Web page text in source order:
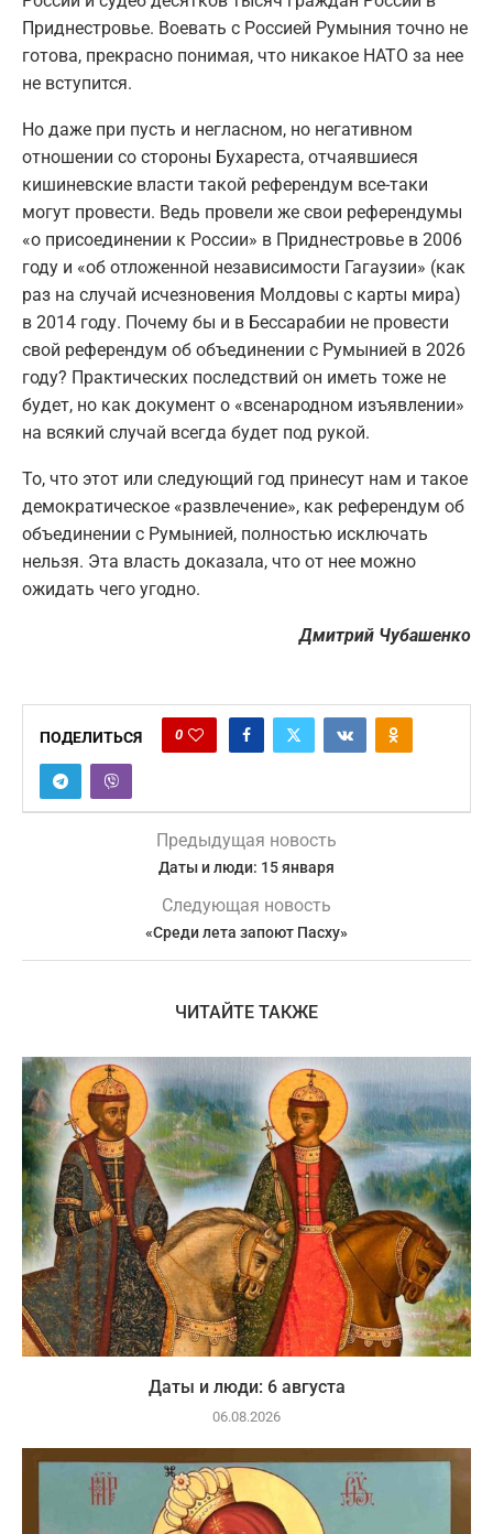
Приднестровье. Воевать с Россией Румыния точно не
готова, прекрасно понимая, что никакое НАТО за нее
не вступится.
Но даже при пусть и негласном, но негативном
отношении со стороны Бухареста, отчаявшиеся
кишиневские власти такой референдум все-таки
могут провести. Ведь провели же свои референдумы
«о присоединении к России» в Приднестровье в 2006
году и «об отложенной независимости Гагаузии» (как
раз на случай исчезновения Молдовы с карты мира)
в 2014 году. Почему бы и в Бессарабии не провести
свой референдум об объединении с Румынией в 2026
году? Практических последствий он иметь тоже не
будет, но как документ о «всенародном изъявлении»
на всякий случай всегда будет под рукой.
То, что этот или следующий год принесут нам и такое
демократическое «развлечение», как референдум об
объединении с Румынией, полностью исключать
нельзя. Эта власть доказала, что от нее можно
ожидать чего угодно.
Дмитрий Чубашенко
ПОДЕЛИТЬСЯ 0
Предыдущая новость
Даты и люди: 15 января
Следующая новость
«Среди лета запоют Пасху»
ЧИТАЙТЕ ТАКЖЕ
Даты и люди: 6 августа
06.08.2026